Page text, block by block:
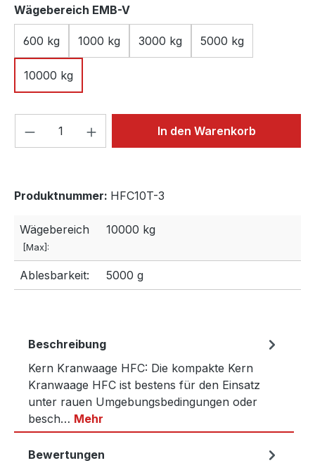
Wägebereich EMB-Vauswählen
600 kg 1000 kg 3000 kg 5000 kg
10000 kg
Produkt Anzahl: Gib denIn den Warenkorb
Produktnummer: HFC10T-3
Wägebereich
[Max]:
10000 kg
Ablesbarkeit: 5000 g
Beschreibung
Kern Kranwaage HFC: Die kompakte Kern
Kranwaage HFC ist bestens für den Einsatz
unter rauen Umgebungsbedingungen oder
besch… Mehr
Bewertungen